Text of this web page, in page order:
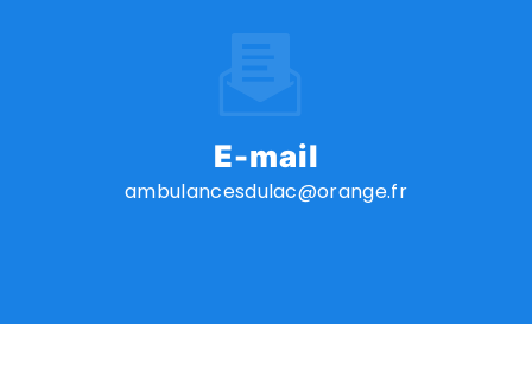
E-mail
ambulancesdulac@orange.fr